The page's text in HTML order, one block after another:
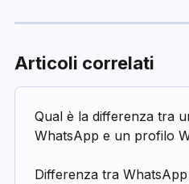
Articoli correlati
Qual è la differenza tra
WhatsApp e un profilo
Differenza tra